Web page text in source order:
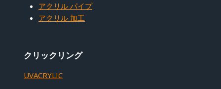
アクリル パイプ
アクリル 加工
クリックリング
UVACRYLIC